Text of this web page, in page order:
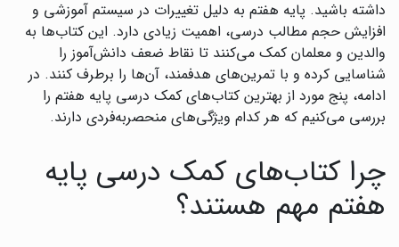
داشته باشید. پایه هفتم به دلیل تغییرات در سیستم آموزشی و
افزایش حجم مطالب درسی، اهمیت زیادی دارد. این کتاب‌ها به
والدین و معلمان کمک می‌کنند تا نقاط ضعف دانش‌آموز را
شناسایی کرده و با تمرین‌های هدفمند، آن‌ها را برطرف کنند. در
ادامه، پنج مورد از بهترین کتاب‌های کمک درسی پایه هفتم را
بررسی می‌کنیم که هر کدام ویژگی‌های منحصربه‌فردی دارند.
چرا کتاب‌های کمک درسی پایه
هفتم مهم هستند؟